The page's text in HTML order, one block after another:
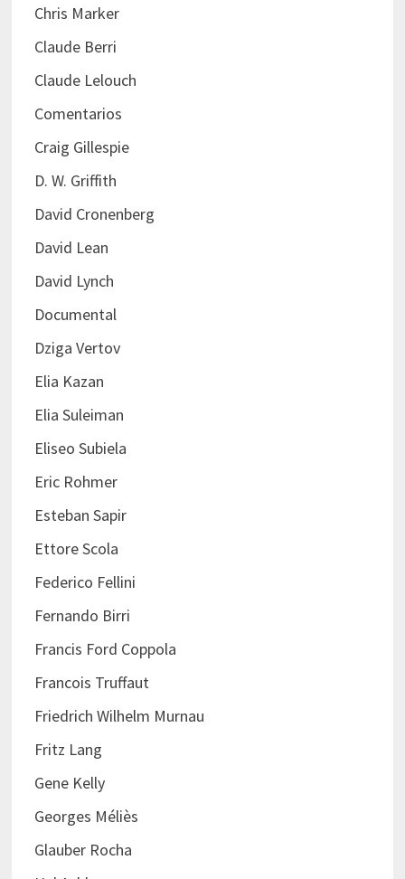
Chris Marker
Claude Berri
Claude Lelouch
Comentarios
Craig Gillespie
D. W. Griffith
David Cronenberg
David Lean
David Lynch
Documental
Dziga Vertov
Elia Kazan
Elia Suleiman
Eliseo Subiela
Eric Rohmer
Esteban Sapir
Ettore Scola
Federico Fellini
Fernando Birri
Francis Ford Coppola
Francois Truffaut
Friedrich Wilhelm Murnau
Fritz Lang
Gene Kelly
Georges Méliès
Glauber Rocha